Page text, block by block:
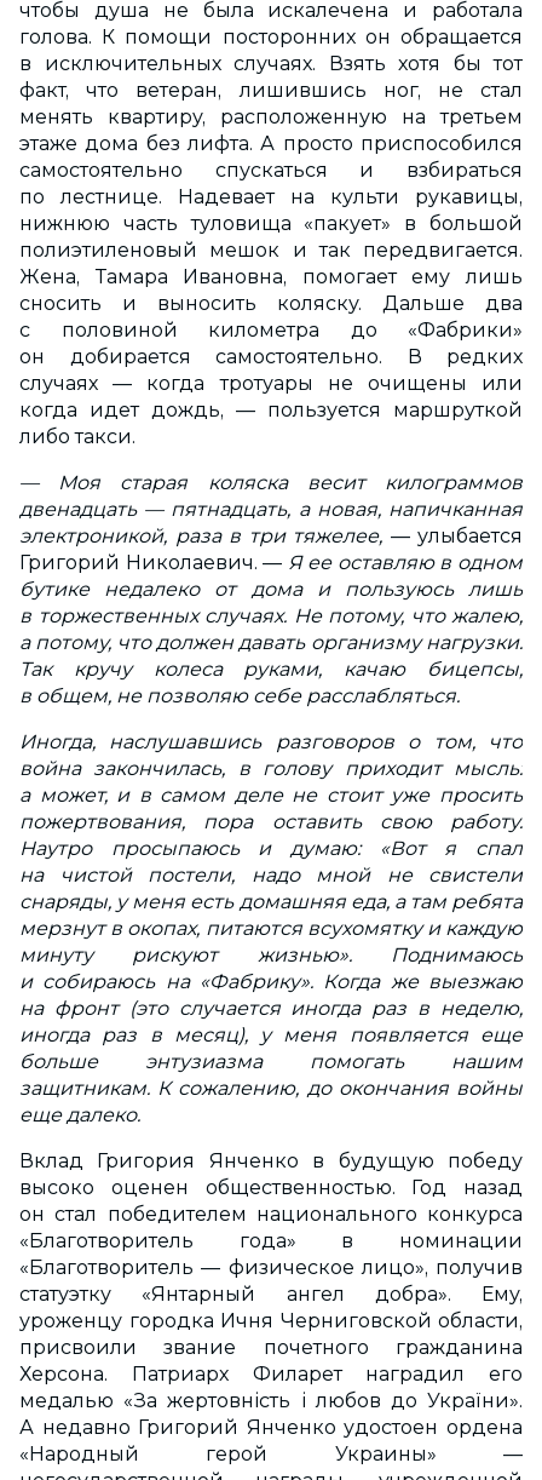
чтобы душа не была искалечена и работала
голова. К помощи посторонних он обращается
в исключительных случаях. Взять хотя бы тот
факт, что ветеран, лишившись ног, не стал
менять квартиру, расположенную на третьем
этаже дома без лифта. А просто приспособился
самостоятельно спускаться и взбираться
по лестнице. Надевает на культи рукавицы,
нижнюю часть туловища «пакует» в большой
полиэтиленовый мешок и так передвигается.
Жена, Тамара Ивановна, помогает ему лишь
сносить и выносить коляску. Дальше два
с половиной километра до «Фабрики»
он добирается самостоятельно. В редких
случаях — когда тротуары не очищены или
когда идет дождь, — пользуется маршруткой
либо такси.
— Моя старая коляска весит килограммов
двенадцать — пятнадцать, а новая, напичканная
электроникой, раза в три тяжелее, — улыбается
Григорий Николаевич. — Я ее оставляю в одном
бутике недалеко от дома и пользуюсь лишь
в торжественных случаях. Не потому, что жалею,
а потому, что должен давать организму нагрузки.
Так кручу колеса руками, качаю бицепсы,
в общем, не позволяю себе расслабляться.
Иногда, наслушавшись разговоров о том, что
война закончилась, в голову приходит мысль:
а может, и в самом деле не стоит уже просить
пожертвования, пора оставить свою работу.
Наутро просыпаюсь и думаю: «Вот я спал
на чистой постели, надо мной не свистели
снаряды, у меня есть домашняя еда, а там ребята
мерзнут в окопах, питаются всухомятку и каждую
минуту рискуют жизнью». Поднимаюсь
и собираюсь на «Фабрику». Когда же выезжаю
на фронт (это случается иногда раз в неделю,
иногда раз в месяц), у меня появляется еще
больше энтузиазма помогать нашим
защитникам. К сожалению, до окончания войны
еще далеко.
Вклад Григория Янченко в будущую победу
высоко оценен общественностью. Год назад
он стал победителем национального конкурса
«Благотворитель года» в номинации
«Благотворитель — физическое лицо», получив
статуэтку «Янтарный ангел добра». Ему,
уроженцу городка Ичня Черниговской области,
присвоили звание почетного гражданина
Херсона. Патриарх Филарет наградил его
медалью «За жертовність і любов до України».
А недавно Григорий Янченко удостоен ордена
«Народный герой Украины» —